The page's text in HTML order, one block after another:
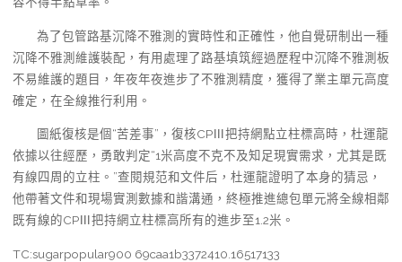
為了包管路基沉降不雅測的實時性和正確性，他自覺研制出一種
沉降不雅測維護裝配，有用處理了路基填筑經過歷程中沉降不雅測板
不易維護的題目，年夜年夜進步了不雅測精度，獲得了業主單元高度
確定，在全線推行利用。
圖紙復核是個“苦差事”，復核CPⅢ把持網點立柱標高時，杜運龍
依據以往經歷，勇敢判定“1米高度不克不及知足現實需求，尤其是既
有線四周的立柱。”查閱規范和文件后，杜運龍證明了本身的猜忌，
他帶著文件和現場實測數據和諧溝通，終極推進總包單元將全線相鄰
既有線的CPⅢ把持網立柱標高所有的進步至1.2米。
TC:sugarpopular900 69caa1b3372410.16517133